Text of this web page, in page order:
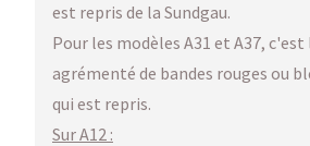
est repris de la Sundgau.
Pour les modèles A31 et A37,
agrémenté de bandes rouges ou
qui est repris.
Sur A12 :